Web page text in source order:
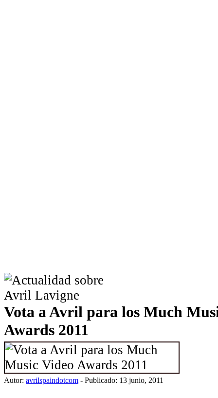
Vota a Avril para los Much
Awards 2011
Autor: avrilspaindotcom - Publicado: 13 junio, 2011